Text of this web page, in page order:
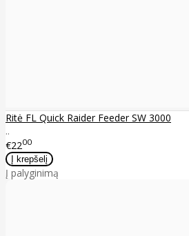
Ritė FL Quick Raider Feeder SW 3000
..
€2200
Į palyginimą